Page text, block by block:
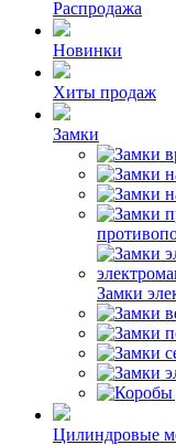
Распродажа
Новинки
Хиты продаж
Замки
Замки
Цилиндровые